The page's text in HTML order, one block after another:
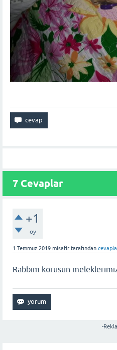
7 Cevaplar
+1
oy
1 Temmuz 2019 misafir tarafından
Rabbim korusun
-